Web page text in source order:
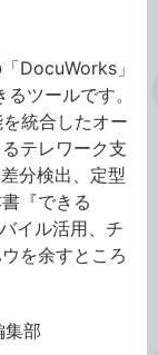
DocuWorks」
ツールです。
統合したオー
テレワーク支
分検出、定型
『できる
イル活用、チ
を余すところ
集部